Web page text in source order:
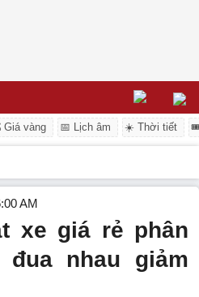
Giá vàng 📅 Lịch âm ☀️ Thời tiết
AM
xe giá rẻ phân
nhau giảm